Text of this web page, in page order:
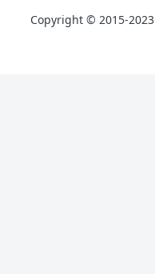
Copyright © 2015-2023